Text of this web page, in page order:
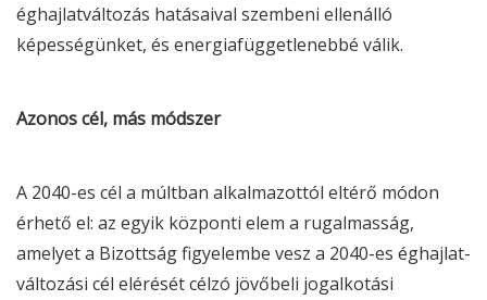
éghajlatváltozás hatásaival szembeni ellenálló
képességünket, és energiafüggetlenebbé válik.
Azonos cél, más módszer
A 2040-es cél a múltban alkalmazottól eltérő módon
érhető el: az egyik központi elem a rugalmasság,
amelyet a Bizottság figyelembe vesz a 2040-es éghajlat-
változási cél elérését célzó jövőbeli jogalkotási